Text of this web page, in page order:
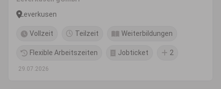
Leverkusen
Vollzeit Teilzeit Weiterbildungen
Flexible Arbeitszeiten Jobticket 2
29.07.2026